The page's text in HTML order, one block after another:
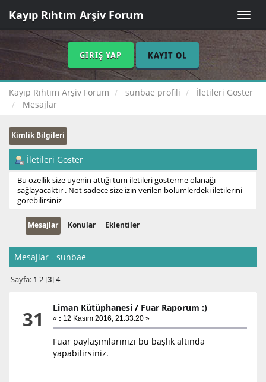
Toggle
Kayıp Rıhtım Arşiv Forum
GIRIŞ YAP KAYIT OL
Kayıp Rıhtım Arşiv Forum sunbae profili
İletileri Göster
Mesajlar
Kimlik Bilgileri
İletileri Göster
Bu özellik size üyenin attığı tüm iletileri gösterme olanağı
sağlayacaktır . Not sadece size izin verilen bölümlerdeki iletilerini
görebilirsiniz
Mesajlar Konular Eklentiler
Mesajlar - sunbae
Sayfa: 1 2[3]4
31 Liman Kütüphanesi / Fuar Raporum :)
« : 12 Kasım 2016, 21:33:20 »
Fuar paylaşımlarınızı bu başlık altında
yapabilirsiniz.